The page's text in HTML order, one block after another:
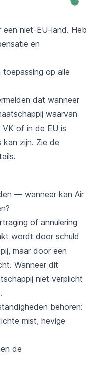
een niet-EU-land. Heb
en
op alle
dat wanneer
waarvan
of in de EU is
kan zijn. Zie de
— wanneer kan Air
of annulering
wordt door schuld
maar door een
Wanneer dit
niet verplicht
behoren:
mist, hevige
de